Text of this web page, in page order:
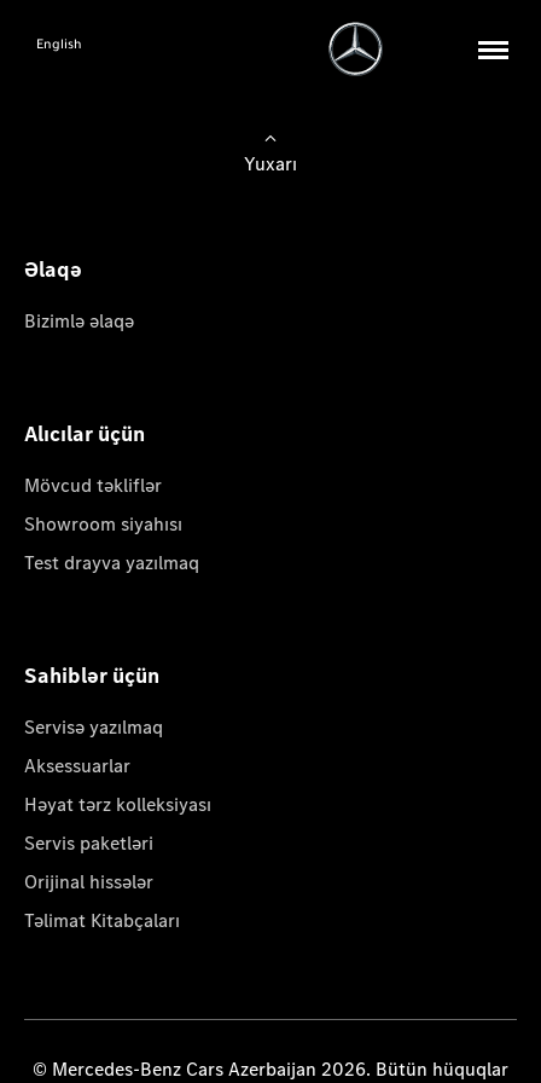
English
Yuxarı
Əlaqə
Bizimlə əlaqə
Alıcılar üçün
Mövcud təkliflər
Showroom siyahısı
Test drayva yazılmaq
Sahiblər üçün
Servisə yazılmaq
Aksessuarlar
Həyat tərz kolleksiyası
Servis paketləri
Orijinal hissələr
Təlimat Kitabçaları
© Mercedes-Benz Cars Azerbaijan 2026. Bütün hüquqlar